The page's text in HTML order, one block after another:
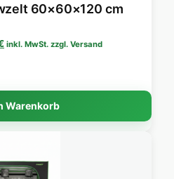
60×60×120 cm
Preis war: 47,90 €
Aktueller Preis ist: 39,90 €.
inkl. MwSt. zzgl. Versand
Warenkorb